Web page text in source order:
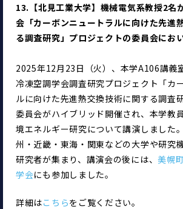
13.【北見工業大学】機械電気系教授2名
会「カーボンニュートラルに向けた先進
る調査研究」プロジェクトの委員会にお
2025年12月23日（火）、本学A106講義
冷凍空調学会調査研究プロジェクト「カ
ルに向けた先進熱交換技術に関する調査
委員会がハイブリッド開催され、本学教
境エネルギー研究について講演しました
州・近畿・東海・関東などの大学や研究
研究者が集まり、講演会の後には、美幌
学会にも参加しました。
詳細はこちらをご覧ください。